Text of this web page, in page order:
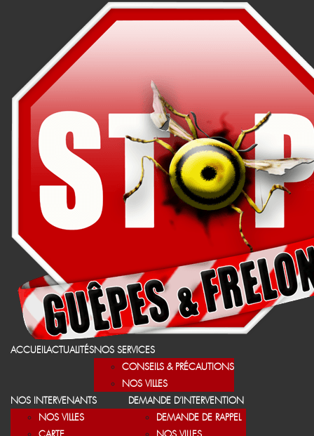
ACCUEILACTUALITÉSNOS SERVICES
CONSEILS & PRÉCAUTIONS
NOS VILLES
NOS INTERVENANTS
NOS VILLES
DEMANDE D’INTERVENTION
DEMANDE DE RAPPEL